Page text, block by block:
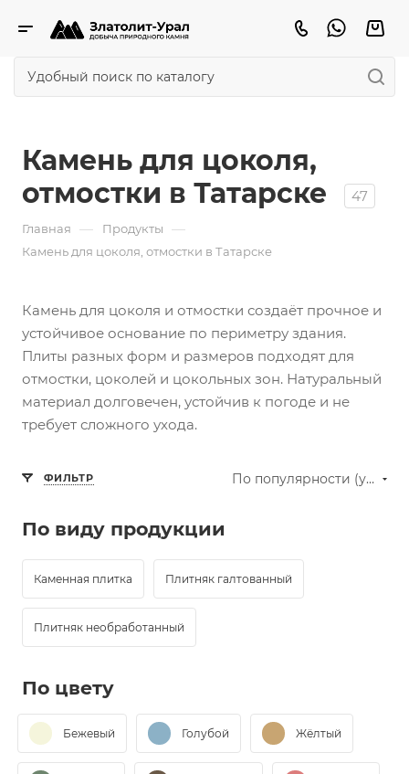
Камень для цоколя,
отмостки в Татарске
47
Главная — Продукты —
Камень для цоколя, отмостки в Татарске
Камень для цоколя и отмостки создаёт прочное и
устойчивое основание по периметру здания.
Плиты разных форм и размеров подходят для
отмостки, цоколей и цокольных зон. Натуральный
материал долговечен, устойчив к погоде и не
требует сложного ухода.
ФИЛЬТР По популярности (убывание)
По виду продукции
Каменная плитка Плитняк галтованный
Плитняк необработанный
По цвету
Бежевый Голубой Жёлтый